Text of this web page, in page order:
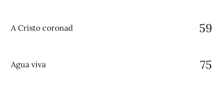
A Cristo coronad 59
Agua viva 75